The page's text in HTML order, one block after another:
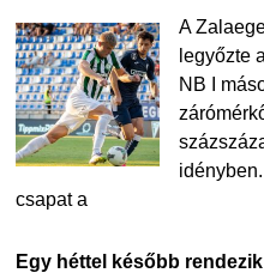
A
legyőzte
NB I
csapat a
Egy héttel később